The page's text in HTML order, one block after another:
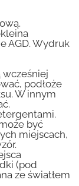
AGD. Wydruk
podłoże
W innym
być
miejscach,
(pod
ze światłem